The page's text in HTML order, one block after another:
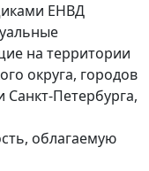
ЕНВД
на территории
округа, городов
Петербурга,
облагаемую